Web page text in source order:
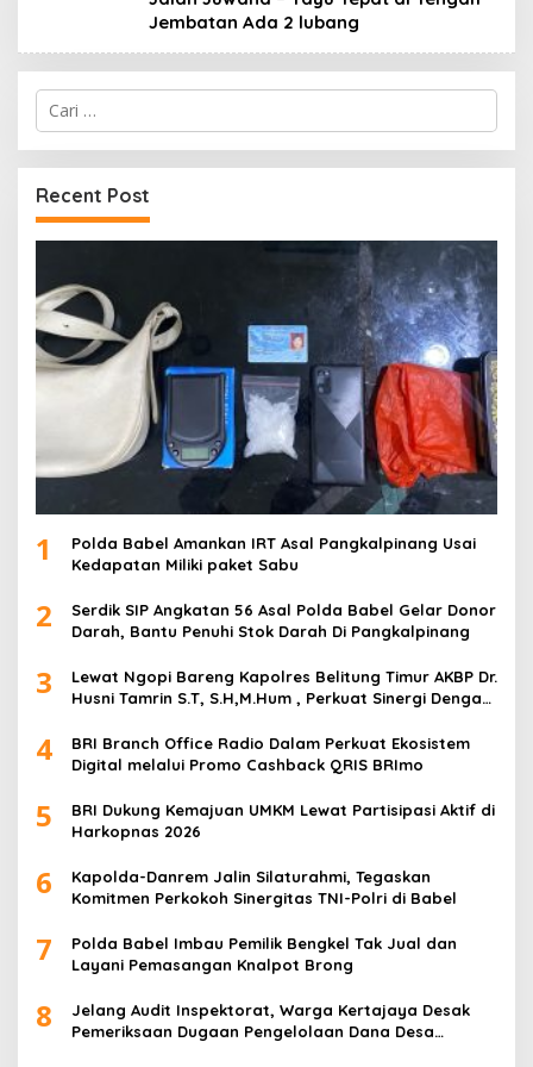
Jembatan Ada 2 lubang
Cari
untuk:
Recent Post
1
Polda Babel Amankan IRT Asal Pangkalpinang Usai
Kedapatan Miliki paket Sabu
2
Serdik SIP Angkatan 56 Asal Polda Babel Gelar Donor
Darah, Bantu Penuhi Stok Darah Di Pangkalpinang
3
Lewat Ngopi Bareng Kapolres Belitung Timur AKBP Dr.
Husni Tamrin S.T, S.H,M.Hum , Perkuat Sinergi Dengan
4
BRI Branch Office Radio Dalam Perkuat Ekosistem
Digital melalui Promo Cashback QRIS BRImo
5
BRI Dukung Kemajuan UMKM Lewat Partisipasi Aktif di
Harkopnas 2026
6
Kapolda-Danrem Jalin Silaturahmi, Tegaskan
Komitmen Perkokoh Sinergitas TNI-Polri di Babel
7
Polda Babel Imbau Pemilik Bengkel Tak Jual dan
Layani Pemasangan Knalpot Brong
8
Jelang Audit Inspektorat, Warga Kertajaya Desak
Pemeriksaan Dugaan Pengelolaan Dana Desa